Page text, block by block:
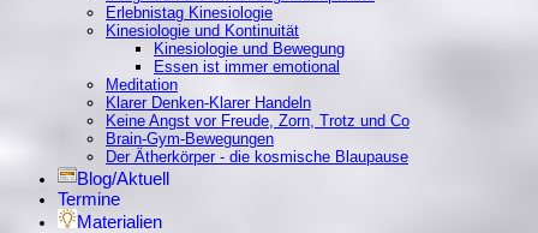
Erlebnistag Kinesiologie
Kinesiologie und Kontinuität
Kinesiologie und Bewegung
Essen ist immer emotional
Meditation
Klarer Denken-Klarer Handeln
Keine Angst vor Freude, Zorn, Trotz und Co
Brain-Gym-Bewegungen
Der Ätherkörper - die kosmische Blaupause
Blog/Aktuell
Termine
Materialien